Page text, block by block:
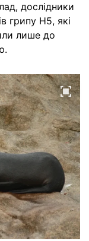
дослідники
грипу H5, які
лише до